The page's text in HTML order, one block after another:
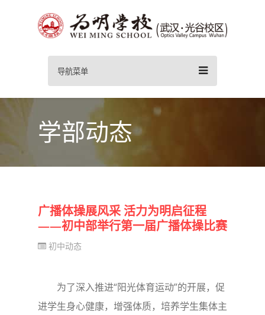
导航菜单
学部动态
广播体操展风采 活力为明启征程
——初中部举行第一届广播体操比赛
初中动态
为了深入推进“阳光体育运动”的开展，促
进学生身心健康，增强体质，培养学生集体主